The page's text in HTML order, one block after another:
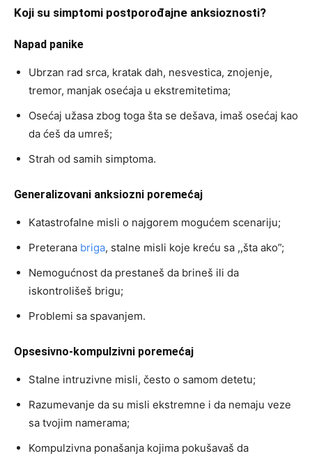
Koji su simptomi postporođajne anksioznosti?
Napad panike
Ubrzan rad srca, kratak dah, nesvestica, znojenje,
tremor, manjak osećaja u ekstremitetima;
Osećaj užasa zbog toga šta se dešava, imaš osećaj kao
da ćeš da umreš;
Strah od samih simptoma.
Generalizovani anksiozni poremećaj
Katastrofalne misli o najgorem mogućem scenariju;
Preterana briga, stalne misli koje kreću sa ,,šta ako”;
Nemogućnost da prestaneš da brineš ili da
iskontrolišeš brigu;
Problemi sa spavanjem.
Opsesivno-kompulzivni poremećaj
Stalne intruzivne misli, često o samom detetu;
Razumevanje da su misli ekstremne i da nemaju veze
sa tvojim namerama;
Kompulzivna ponašanja kojima pokušavaš da